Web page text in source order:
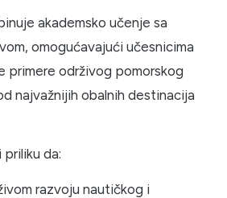
akademsko učenje sa
omogućavajući učesnicima
primere održivog pomorskog
najvažnijih obalnih destinacija
da:
razvoju nautičkog i